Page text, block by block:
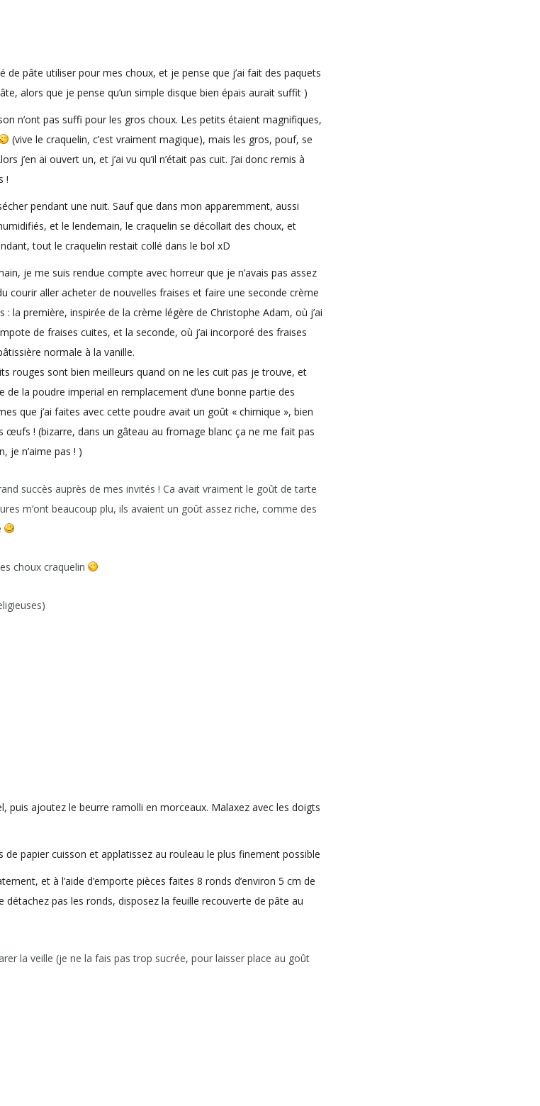
de pâte utiliser pour mes choux, et je pense que j’ai fait des paquets
alors que je pense qu’un simple disque bien épais aurait suffit )
n’ont pas suffi pour les gros choux. Les petits étaient magnifiques,
(vive le craquelin, c’est vraiment magique), mais les gros, pouf, se
j’en ai ouvert un, et j’ai vu qu’il n’était pas cuit. J’ai donc remis à
!
pendant une nuit. Sauf que dans mon apparemment, aussi
et le lendemain, le craquelin se décollait des choux, et
tout le craquelin restait collé dans le bol xD
je me suis rendue compte avec horreur que je n’avais pas assez
courir aller acheter de nouvelles fraises et faire une seconde crème
: la première, inspirée de la crème légère de Christophe Adam, où j’ai
de fraises cuites, et la seconde, où j’ai incorporé des fraises
normale à la vanille.
rouges sont bien meilleurs quand on ne les cuit pas je trouve, et
de la poudre imperial en remplacement d’une bonne partie des
que j’ai faites avec cette poudre avait un goût « chimique », bien
œufs ! (bizarre, dans un gâteau au fromage blanc ça ne me fait pas
je n’aime pas ! )
succès auprès de mes invités ! Ca avait vraiment le goût de tarte
m’ont beaucoup plu, ils avaient un goût assez riche, comme des
choux craquelin
puis ajoutez le beurre ramolli en morceaux. Malaxez avec les doigts
de papier cuisson et applatissez au rouleau le plus finement possible
et à l’aide d’emporte pièces faites 8 ronds d’environ 5 cm de
pas les ronds, disposez la feuille recouverte de pâte au
la veille (je ne la fais pas trop sucrée, pour laisser place au goût